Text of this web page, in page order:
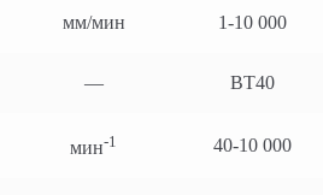
мм/мин 1-10 000
— BT40
мин-1 40-10 000